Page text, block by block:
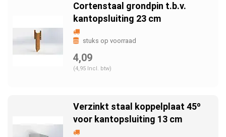
Cortenstaal grondpin t.b.v.
kantopsluiting 23 cm
stuks op voorraad
4,09
(4,95 Incl. btw)
Verzinkt staal koppelplaat 45º
voor kantopsluiting 13 cm